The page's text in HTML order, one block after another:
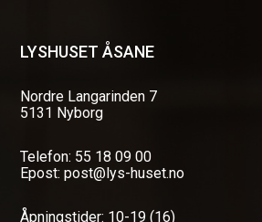
LYSHUSET ÅSANE
Nordre Langarinden 7
5131 Nyborg
Telefon: 55 18 09 00
Epost: post@lys-huset.no
Åpningstider: 10-19 (16)